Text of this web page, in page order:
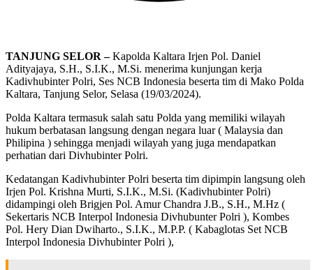
TANJUNG SELOR –Kapolda Kaltara Irjen Pol. Daniel
Adityajaya, S.H., S.I.K., M.Si. menerima kunjungan kerja
Kadivhubinter Polri, Ses NCB Indonesia beserta tim di Mako Polda
Kaltara, Tanjung Selor, Selasa (19/03/2024).
Polda Kaltara termasuk salah satu Polda yang memiliki wilayah
hukum berbatasan langsung dengan negara luar ( Malaysia dan
Philipina ) sehingga menjadi wilayah yang juga mendapatkan
perhatian dari Divhubinter Polri.
Kedatangan Kadivhubinter Polri beserta tim dipimpin langsung oleh
Irjen Pol. Krishna Murti, S.I.K., M.Si. (Kadivhubinter Polri)
didampingi oleh Brigjen Pol. Amur Chandra J.B., S.H., M.Hz (
Sekertaris NCB Interpol Indonesia Divhubunter Polri ), Kombes
Pol. Hery Dian Dwiharto., S.I.K., M.P.P. ( Kabaglotas Set NCB
Interpol Indonesia Divhubinter Polri ),